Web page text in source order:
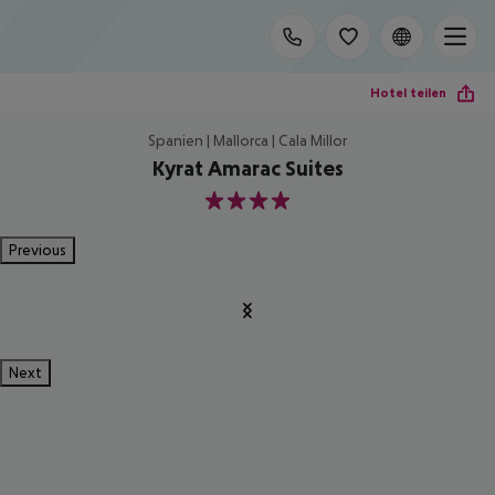
Hotel teilen
Spanien | Mallorca | Cala Millor
Kyrat Amarac Suites
4
Previous
Next